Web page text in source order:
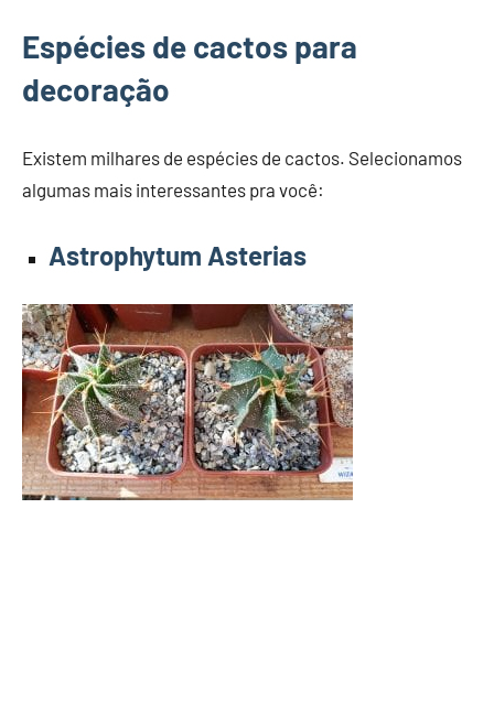
Espécies de cactos para
decoração
Existem milhares de espécies de cactos. Selecionamos
algumas mais interessantes pra você:
Astrophytum Asterias